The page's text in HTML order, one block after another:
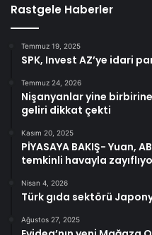
Rastgele Haberler
Temmuz 19, 2025
SPK, Invest AZ’ye idari
Temmuz 24, 2026
Nişanyanlar yine
geliri dikkat çekti
Kasım 20, 2025
PİYASAYA BAKIŞ- Yuan,
temkinli havayla
Nisan 4, 2026
Türk gıda sektörü
Ağustos 27, 2025